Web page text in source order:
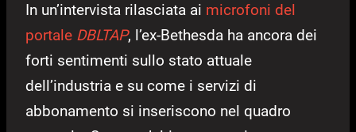
In un’intervista rilasciata ai microfoni del
portale DBLTAP, l’ex-Bethesda ha ancora dei
forti sentimenti sullo stato attuale
dell’industria e su come i servizi di
abbonamento si inseriscono nel quadro